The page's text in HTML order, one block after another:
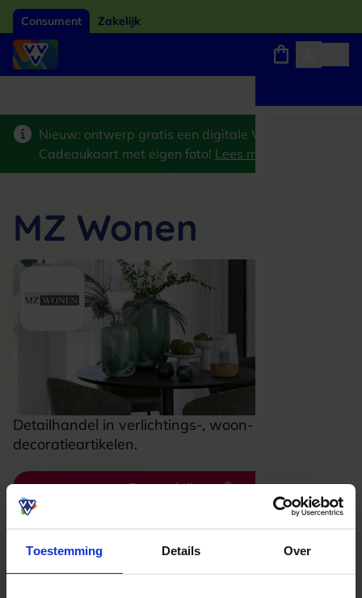
Toestemming Details Over
Consument Zakelijk
Nieuw: ontwerp gratis een digitale VVV
Cadeaukaart met eigen foto! Lees meer
Detailhandel in verlichtings-, woon- en
decoratieartikelen.
Besteed direct
MZ Wonen
Bekijk welke kaarten wij accepteren